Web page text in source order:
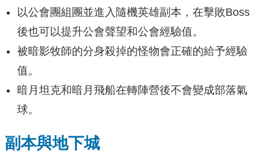
以公會團組團並進入隨機英雄副本，在擊敗Boss
後也可以提升公會聲望和公會經驗值。
被暗影牧師的分身殺掉的怪物會正確的給予經驗
值。
暗月坦克和暗月飛船在轉陣營後不會變成部落氣
球。
副本與地下城